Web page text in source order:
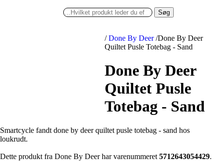
Søg
/ Done By Deer /Done By Deer
Quiltet Pusle Totebag - Sand
Done By Deer
Quiltet Pusle
Totebag - Sand
Smartcycle fandt done by deer quiltet pusle totebag - sand hos
loukrudt.
Dette produkt fra Done By Deer har varenummeret 5712643054429.